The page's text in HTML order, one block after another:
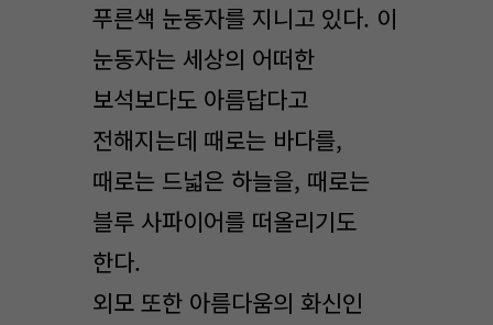
푸른색 눈동자를 지니고 있다. 이
눈동자는 세상의 어떠한
보석보다도 아름답다고
전해지는데 때로는 바다를,
때로는 드넓은 하늘을, 때로는
블루 사파이어를 떠올리기도
한다.
외모 또한 아름다움의 화신인